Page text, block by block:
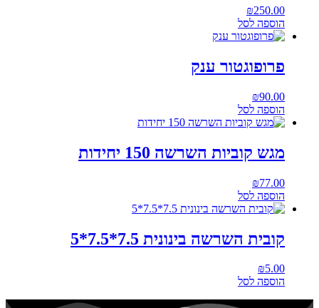
₪250.00
הוספה לסל
פרופוגטור ענק
₪90.00
הוספה לסל
מגש קוביות השרשה 150 יחידות
₪77.00
הוספה לסל
קובית השרשה בינונית 7.5*7.5*5
₪5.00
הוספה לסל